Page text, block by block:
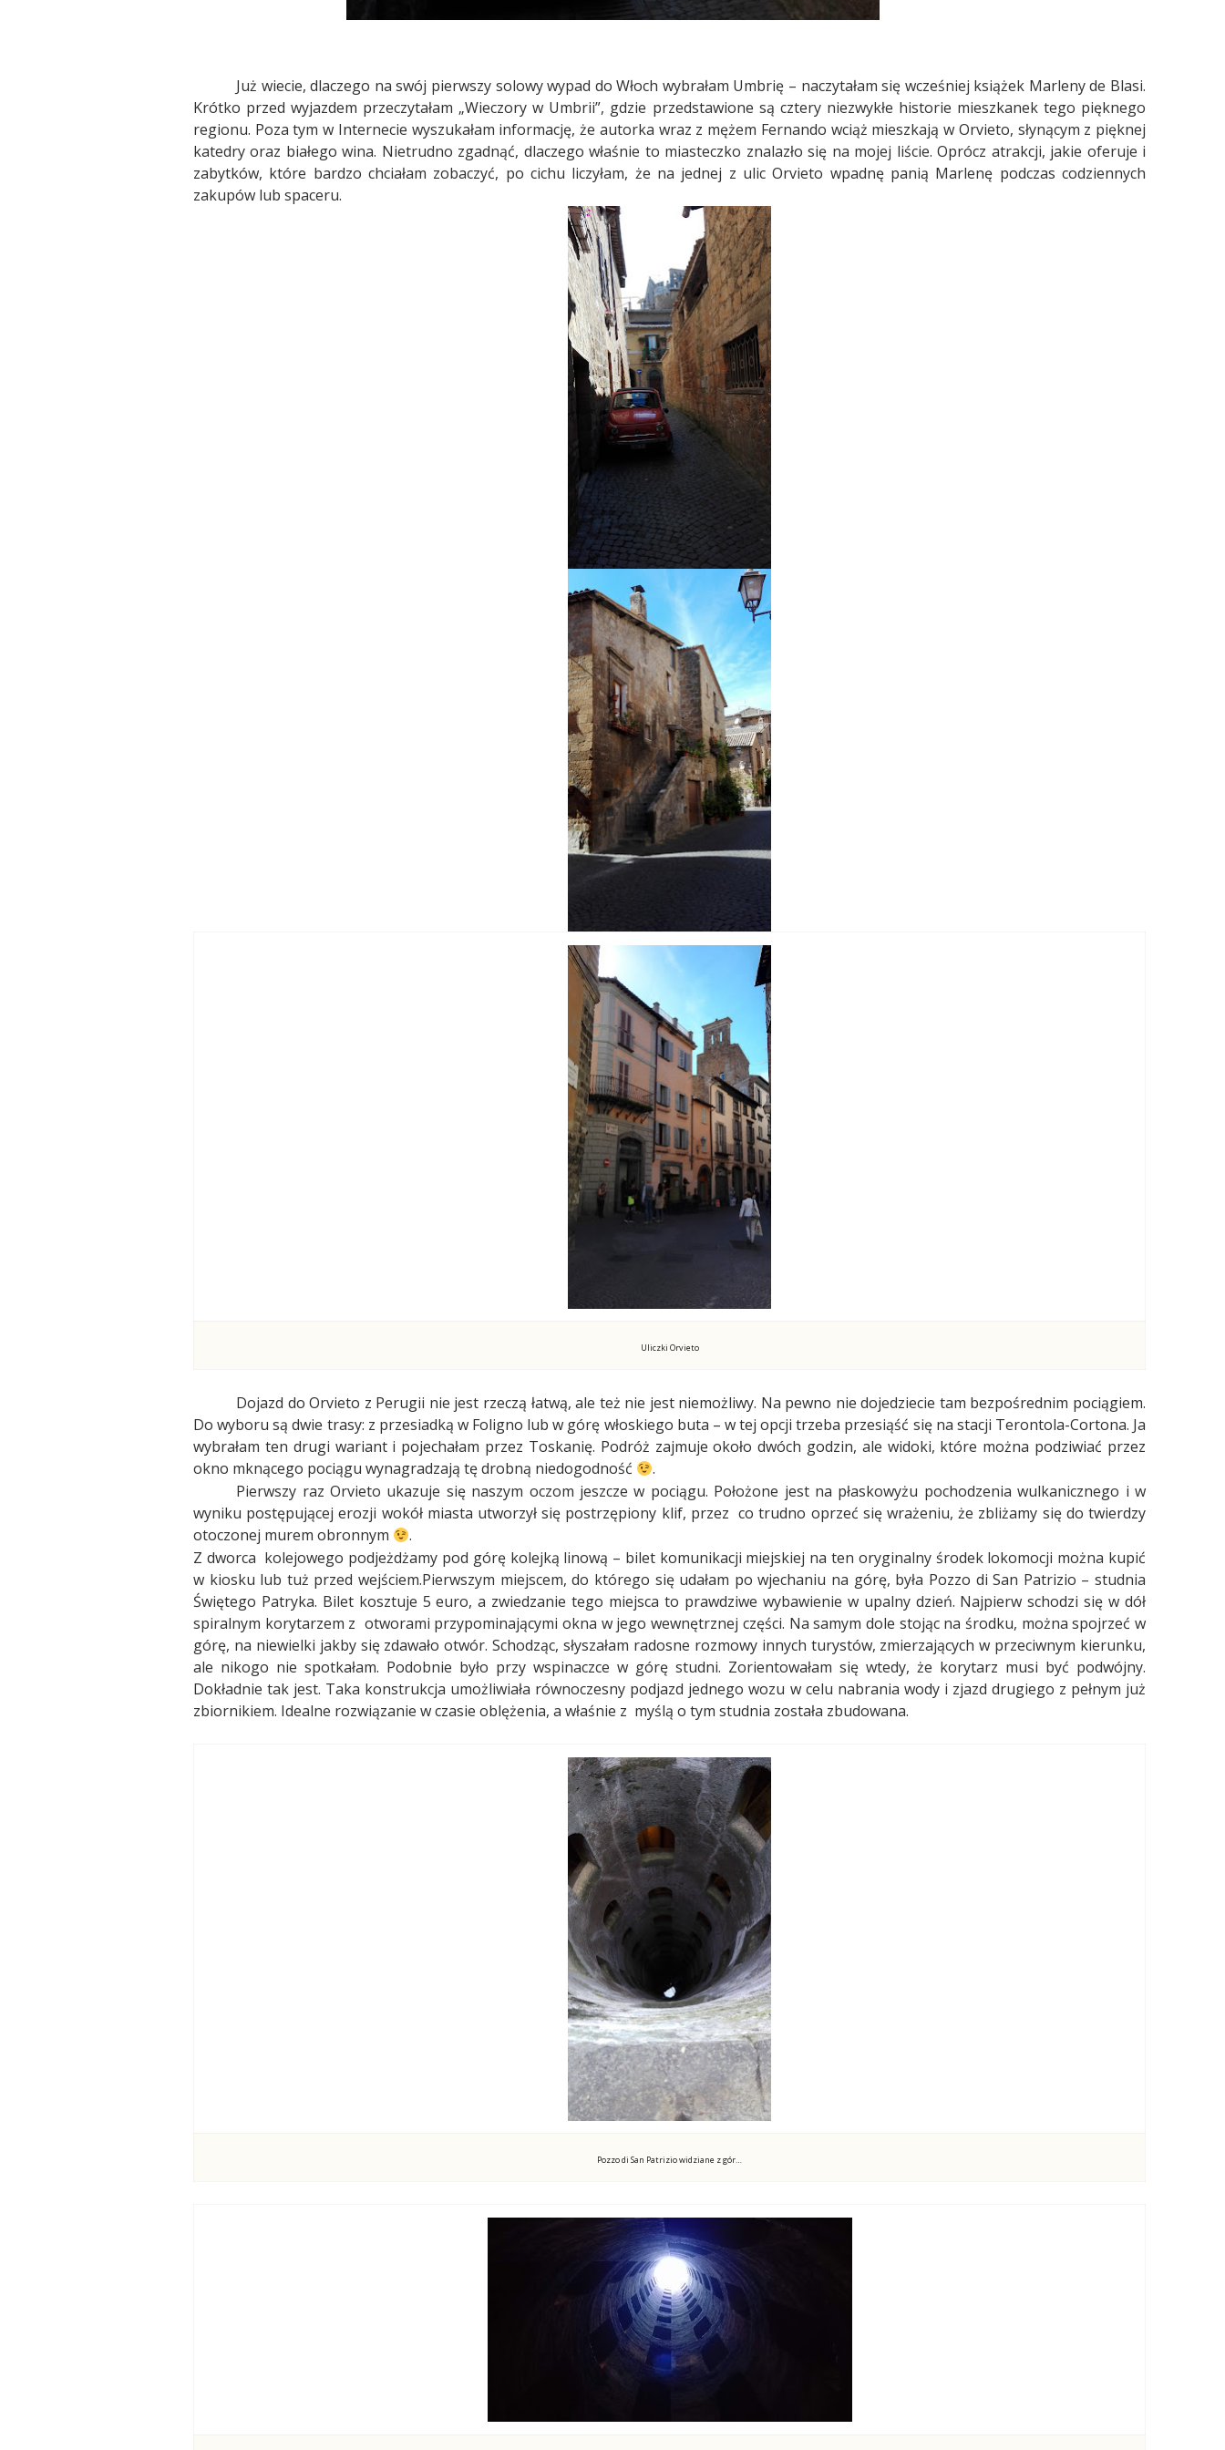
Już wiecie, dlaczego na swój pierwszy solowy wypad do Włoch wybrałam Umbrię – naczytałam się wcześniej książek Marleny de Blasi.
Krótko przed wyjazdem przeczytałam „Wieczory w Umbrii”, gdzie przedstawione są cztery niezwykłe historie mieszkanek tego pięknego
regionu. Poza tym w Internecie wyszukałam informację, że autorka wraz z mężem Fernando wciąż mieszkają w Orvieto, słynącym z pięknej
katedry oraz białego wina. Nietrudno zgadnąć, dlaczego właśnie to miasteczko znalazło się na mojej liście. Oprócz atrakcji, jakie oferuje i
zabytków, które bardzo chciałam zobaczyć, po cichu liczyłam, że na jednej z ulic Orvieto wpadnę panią Marlenę podczas codziennych
zakupów lub spaceru.
Uliczki Orvieto
Dojazd do Orvieto z Perugii nie jest rzeczą łatwą, ale też nie jest niemożliwy. Na pewno nie dojedziecie tam bezpośrednim pociągiem.
Do wyboru są dwie trasy: z przesiadką w Foligno lub w górę włoskiego buta – w tej opcji trzeba przesiąść się na stacji Terontola-Cortona. Ja
wybrałam ten drugi wariant i pojechałam przez Toskanię. Podróż zajmuje około dwóch godzin, ale widoki, które można podziwiać przez
okno mknącego pociągu wynagradzają tę drobną niedogodność
.
Pierwszy raz Orvieto ukazuje się naszym oczom jeszcze w pociągu. Położone jest na płaskowyżu pochodzenia wulkanicznego i w
wyniku postępującej erozji wokół miasta utworzył się postrzępiony klif, przez co trudno oprzeć się wrażeniu, że zbliżamy się do twierdzy
otoczonej murem obronnym
.
Z dworca kolejowego podjeżdżamy pod górę kolejką linową – bilet komunikacji miejskiej na ten oryginalny środek lokomocji można kupić
w kiosku lub tuż przed wejściem.Pierwszym miejscem, do którego się udałam po wjechaniu na górę, była Pozzo di San Patrizio – studnia
Świętego Patryka. Bilet kosztuje 5 euro, a zwiedzanie tego miejsca to prawdziwe wybawienie w upalny dzień. Najpierw schodzi się w dół
spiralnym korytarzem z otworami przypominającymi okna w jego wewnętrznej części. Na samym dole stojąc na środku, można spojrzeć w
górę, na niewielki jakby się zdawało otwór. Schodząc, słyszałam radosne rozmowy innych turystów, zmierzających w przeciwnym kierunku,
ale nikogo nie spotkałam. Podobnie było przy wspinaczce w górę studni. Zorientowałam się wtedy, że korytarz musi być podwójny.
Dokładnie tak jest. Taka konstrukcja umożliwiała równoczesny podjazd jednego wozu w celu nabrania wody i zjazd drugiego z pełnym już
zbiornikiem. Idealne rozwiązanie w czasie oblężenia, a właśnie z myślą o tym studnia została zbudowana.
Pozzo di San Patrizio widziane z gór…